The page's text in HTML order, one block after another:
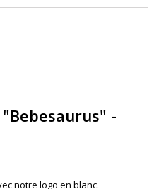
-
notre logo en blanc.